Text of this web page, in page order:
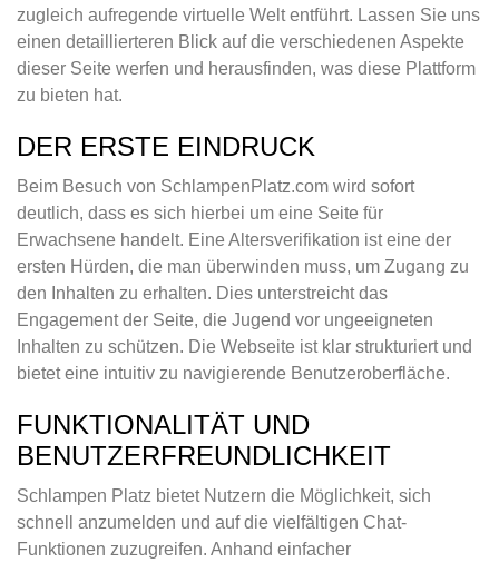
zugleich aufregende virtuelle Welt entführt. Lassen Sie uns
einen detaillierteren Blick auf die verschiedenen Aspekte
dieser Seite werfen und herausfinden, was diese Plattform
zu bieten hat.
DER ERSTE EINDRUCK
Beim Besuch von SchlampenPlatz.com wird sofort
deutlich, dass es sich hierbei um eine Seite für
Erwachsene handelt. Eine Altersverifikation ist eine der
ersten Hürden, die man überwinden muss, um Zugang zu
den Inhalten zu erhalten. Dies unterstreicht das
Engagement der Seite, die Jugend vor ungeeigneten
Inhalten zu schützen. Die Webseite ist klar strukturiert und
bietet eine intuitiv zu navigierende Benutzeroberfläche.
FUNKTIONALITÄT UND
BENUTZERFREUNDLICHKEIT
Schlampen Platz bietet Nutzern die Möglichkeit, sich
schnell anzumelden und auf die vielfältigen Chat-
Funktionen zuzugreifen. Anhand einfacher